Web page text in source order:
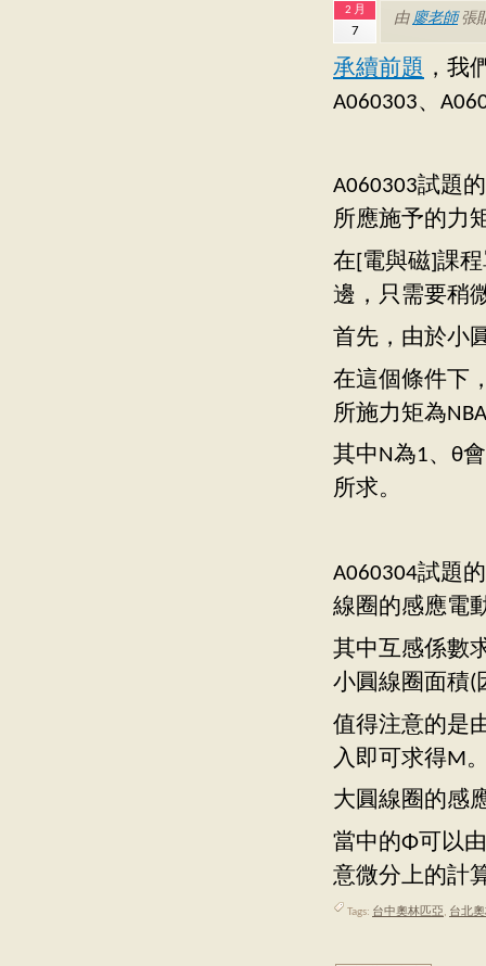
2 月
7
由 廖老師張
承續前題 ，我
A060303、
A060303試題
所應施予的力
在[電與磁]課
邊，只需要稍
首先，由於小
在這個條件下
所施力矩為
其中N為1、θ
所求。
A060304試題
線圈的感應電
其中互感係數
小圓線圈面積(
值得注意的是
入即可求得M
大圓線圈的感
當中的Φ可以
意微分上的計
Tags: 台中奧林匹亞, 台北